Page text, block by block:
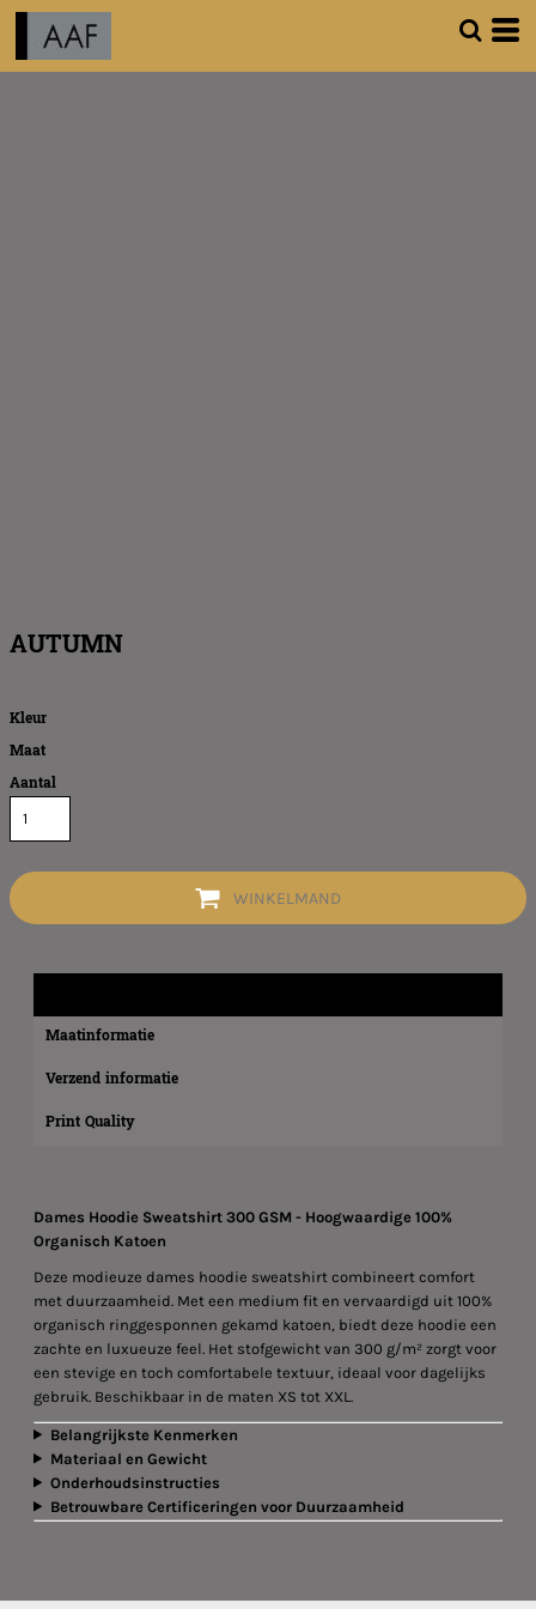
AUTUMN
Kleur
Maat
Aantal
WINKELMAND
Maatinformatie
Verzend informatie
Print Quality
Dames Hoodie Sweatshirt 300 GSM - Hoogwaardige 100%
Organisch Katoen
Deze modieuze dames hoodie sweatshirt combineert comfort
met duurzaamheid. Met een medium fit en vervaardigd uit 100%
organisch ringgesponnen gekamd katoen, biedt deze hoodie een
zachte en luxueuze feel. Het stofgewicht van 300 g/m² zorgt voor
een stevige en toch comfortabele textuur, ideaal voor dagelijks
gebruik. Beschikbaar in de maten XS tot XXL.
Belangrijkste Kenmerken
Materiaal en Gewicht
Onderhoudsinstructies
Betrouwbare Certificeringen voor Duurzaamheid